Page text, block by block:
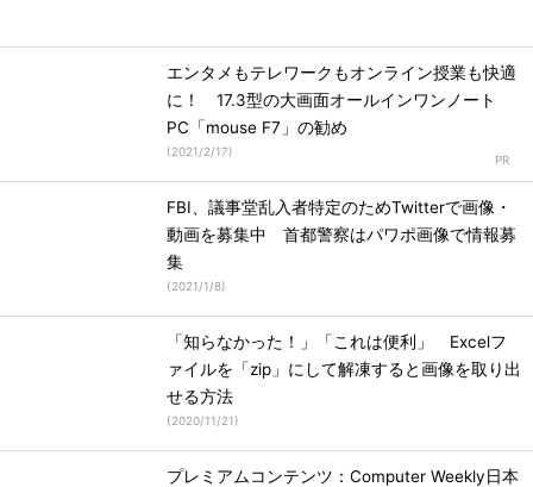
エンタメもテレワークもオンライン授業も快適
に！ 17.3型の大画面オールインワンノート
PC「mouse F7」の勧め
(2021/2/17)
FBI、議事堂乱入者特定のためTwitterで画像・
動画を募集中 首都警察はパワポ画像で情報募
集
(2021/1/8)
「知らなかった！」「これは便利」 Excelフ
ァイルを「zip」にして解凍すると画像を取り出
せる方法
(2020/11/21)
プレミアムコンテンツ：Computer Weekly日本